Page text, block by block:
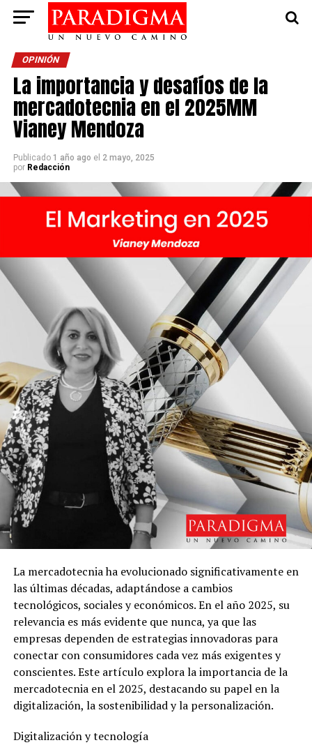
OPINIÓN
La importancia y desafíos de la
mercadotecnia en el 2025MM
Vianey Mendoza
Publicado 1 año ago el 2 mayo, 2025
por Redacción
La mercadotecnia ha evolucionado significativamente en
las últimas décadas, adaptándose a cambios
tecnológicos, sociales y económicos. En el año 2025, su
relevancia es más evidente que nunca, ya que las
empresas dependen de estrategias innovadoras para
conectar con consumidores cada vez más exigentes y
conscientes. Este artículo explora la importancia de la
mercadotecnia en el 2025, destacando su papel en la
digitalización, la sostenibilidad y la personalización.
Digitalización y tecnología